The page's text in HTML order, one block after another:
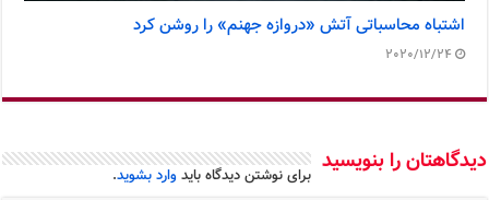
اشتباه محاسباتی آتش «دروازه جهنم» را روشن کرد
2020/12/24
دیدگاهتان را بنویسید برای نوشتن دیدگاه بایدوارد بشوید.